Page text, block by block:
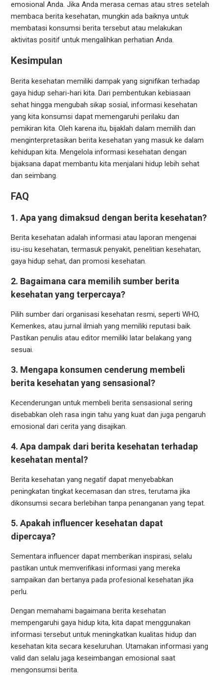
emosional Anda. Jika Anda merasa cemas atau stres setelah
membaca berita kesehatan, mungkin ada baiknya untuk
membatasi konsumsi berita tersebut atau melakukan
aktivitas positif untuk mengalihkan perhatian Anda.
Kesimpulan
Berita kesehatan memiliki dampak yang signifikan terhadap
gaya hidup sehari-hari kita. Dari pembentukan kebiasaan
sehat hingga mengubah sikap sosial, informasi kesehatan
yang kita konsumsi dapat memengaruhi perilaku dan
pemikiran kita. Oleh karena itu, bijaklah dalam memilih dan
menginterpretasikan berita kesehatan yang masuk ke dalam
kehidupan kita. Mengelola informasi kesehatan dengan
bijaksana dapat membantu kita menjalani hidup lebih sehat
dan seimbang.
FAQ
1. Apa yang dimaksud dengan berita kesehatan?
Berita kesehatan adalah informasi atau laporan mengenai
isu-isu kesehatan, termasuk penyakit, penelitian kesehatan,
gaya hidup sehat, dan promosi kesehatan.
2. Bagaimana cara memilih sumber berita
kesehatan yang terpercaya?
Pilih sumber dari organisasi kesehatan resmi, seperti WHO,
Kemenkes, atau jurnal ilmiah yang memiliki reputasi baik.
Pastikan penulis atau editor memiliki latar belakang yang
sesuai.
3. Mengapa konsumen cenderung membeli
berita kesehatan yang sensasional?
Kecenderungan untuk membeli berita sensasional sering
disebabkan oleh rasa ingin tahu yang kuat dan juga pengaruh
emosional dari cerita yang disajikan.
4. Apa dampak dari berita kesehatan terhadap
kesehatan mental?
Berita kesehatan yang negatif dapat menyebabkan
peningkatan tingkat kecemasan dan stres, terutama jika
dikonsumsi secara berlebihan tanpa penanganan yang tepat.
5. Apakah influencer kesehatan dapat
dipercaya?
Sementara influencer dapat memberikan inspirasi, selalu
pastikan untuk memverifikasi informasi yang mereka
sampaikan dan bertanya pada profesional kesehatan jika
perlu.
Dengan memahami bagaimana berita kesehatan
mempengaruhi gaya hidup kita, kita dapat menggunakan
informasi tersebut untuk meningkatkan kualitas hidup dan
kesehatan kita secara keseluruhan. Utamakan informasi yang
valid dan selalu jaga keseimbangan emosional saat
mengonsumsi berita.